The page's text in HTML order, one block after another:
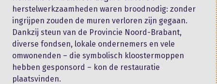
herstelwerkzaamheden waren broodnodig: zonder
ingrijpen zouden de muren verloren zijn gegaan.
Dankzij steun van de Provincie Noord-Brabant,
diverse fondsen, lokale ondernemers en vele
omwonenden – die symbolisch kloostermoppen
hebben gesponsord – kon de restauratie
plaatsvinden.